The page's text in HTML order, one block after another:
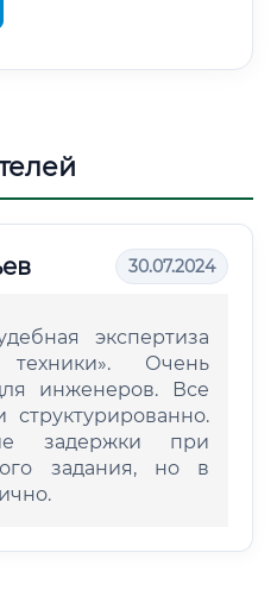
30.07.2024
экспертиза
техники». Очень
инженеров. Все
структурированно.
задержки при
задания, но в